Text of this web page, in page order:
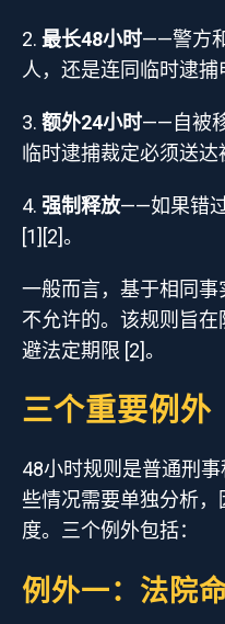
最长48小时——警方
人，还是连同临时逮捕
额外24小时——自被
临时逮捕裁定必须送达
强制释放——如果错
[1][2]。
一般而言，基于相同
不允许的。该规则旨
避法定期限 [2]。
三个重要例外
48小时规则是普通刑
些情况需要单独分析，
度。三个例外包括：
例外一：法院